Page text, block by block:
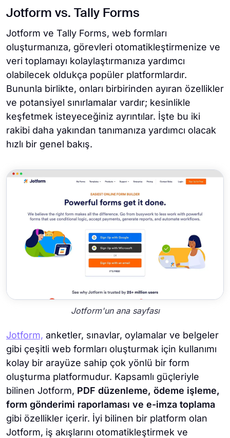
Jotform vs. Tally Forms
Jotform ve Tally Forms, web formları
oluşturmanıza, görevleri otomatikleştirmenize ve
veri toplamayı kolaylaştırmanıza yardımcı
olabilecek oldukça popüler platformlardır.
Bununla birlikte, onları birbirinden ayıran özellikler
ve potansiyel sınırlamalar vardır; kesinlikle
keşfetmek isteyeceğiniz ayrıntılar. İşte bu iki
rakibi daha yakından tanımanıza yardımcı olacak
hızlı bir genel bakış.
Jotform'un ana sayfası
Jotform, anketler, sınavlar, oylamalar ve belgeler
gibi çeşitli web formları oluşturmak için kullanımı
kolay bir arayüze sahip çok yönlü bir form
oluşturma platformudur. Kapsamlı güçleriyle
bilinen Jotform, PDF düzenleme, ödeme işleme,
form gönderimi raporlaması ve e-imza toplama
gibi özellikler içerir. İyi bilinen bir platform olan
Jotform, iş akışlarını otomatikleştirmek ve